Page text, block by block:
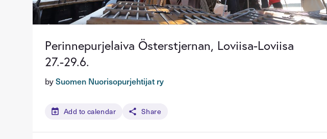
Perinnepurjelaiva Österstjernan, Loviisa-Loviisa
27.-29.6.
bySuomen Nuorisopurjehtijat ry
Add to calendar Share